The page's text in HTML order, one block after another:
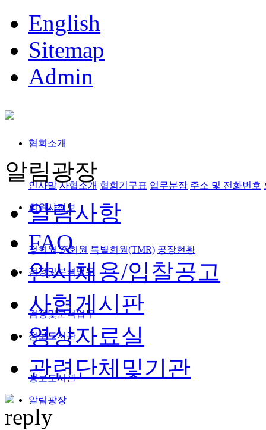
English
Sitemap
Admin
협회소개
인사말 사협소개 협회기구표 업무분장 주소 및 전화번호
회원사정보
정회원,준회원 특별회원(TMR) 공장현황
검정및분석업무
검정및분석업무
정보도서관
정보도서관
알림광장
알림광장
알림사항
FAQ
인사채용/입찰공고
사협게시판
영상자료실
관련단체및기관